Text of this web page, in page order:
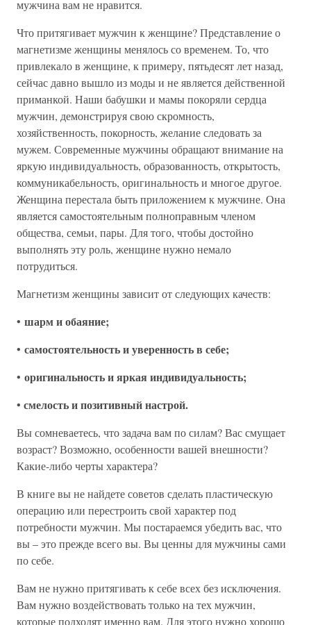
мужчина вам не нравится.
Что притягивает мужчин к женщине? Представление о
магнетизме женщины менялось со временем. То, что
привлекало в женщине, к примеру, пятьдесят лет назад,
сейчас давно вышло из моды и не является действенной
приманкой. Наши бабушки и мамы покоряли сердца
мужчин, демонстрируя свою скромность,
хозяйственность, покорность, желание следовать за
мужем. Современные мужчины обращают внимание на
яркую индивидуальность, образованность, открытость,
коммуникабельность, оригинальность и многое другое.
Женщина перестала быть приложением к мужчине. Она
является самостоятельным полноправным членом
общества, семьи, пары. Для того, чтобы достойно
выполнять эту роль, женщине нужно немало
потрудиться.
Магнетизм женщины зависит от следующих качеств:
• шарм и обаяние;
• самостоятельность и уверенность в себе;
• оригинальность и яркая индивидуальность;
• смелость и позитивный настрой.
Вы сомневаетесь, что задача вам по силам? Вас смущает
возраст? Возможно, особенности вашей внешности?
Какие-либо черты характера?
В книге вы не найдете советов сделать пластическую
операцию или перестроить свой характер под
потребности мужчин. Мы постараемся убедить вас, что
вы – это прежде всего вы. Вы ценны для мужчины сами
по себе.
Вам не нужно притягивать к себе всех без исключения.
Вам нужно воздействовать только на тех мужчин,
которые подходят именно вам. Для этого нужно хорошо